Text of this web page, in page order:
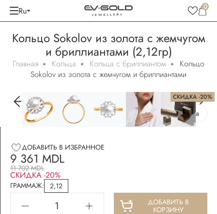
Ru 0
Кольцо Sokolov из золота с жемчугом
и бриллиантами (2,12гр)
Главная Кольца Кольца с бриллиантом
Кольцо
Sokolov из золота с жемчугом и бриллиантами
СКИДКА -20%
Бесплатная упаковка
ДОБАВИТЬ В ИЗБРАННОЕ
9 361 MDL
11 702 MDL
СКИДКА -20%
ГРАММАЖ:
2,12
ДОБАВИТЬ В
КОРЗИНУ